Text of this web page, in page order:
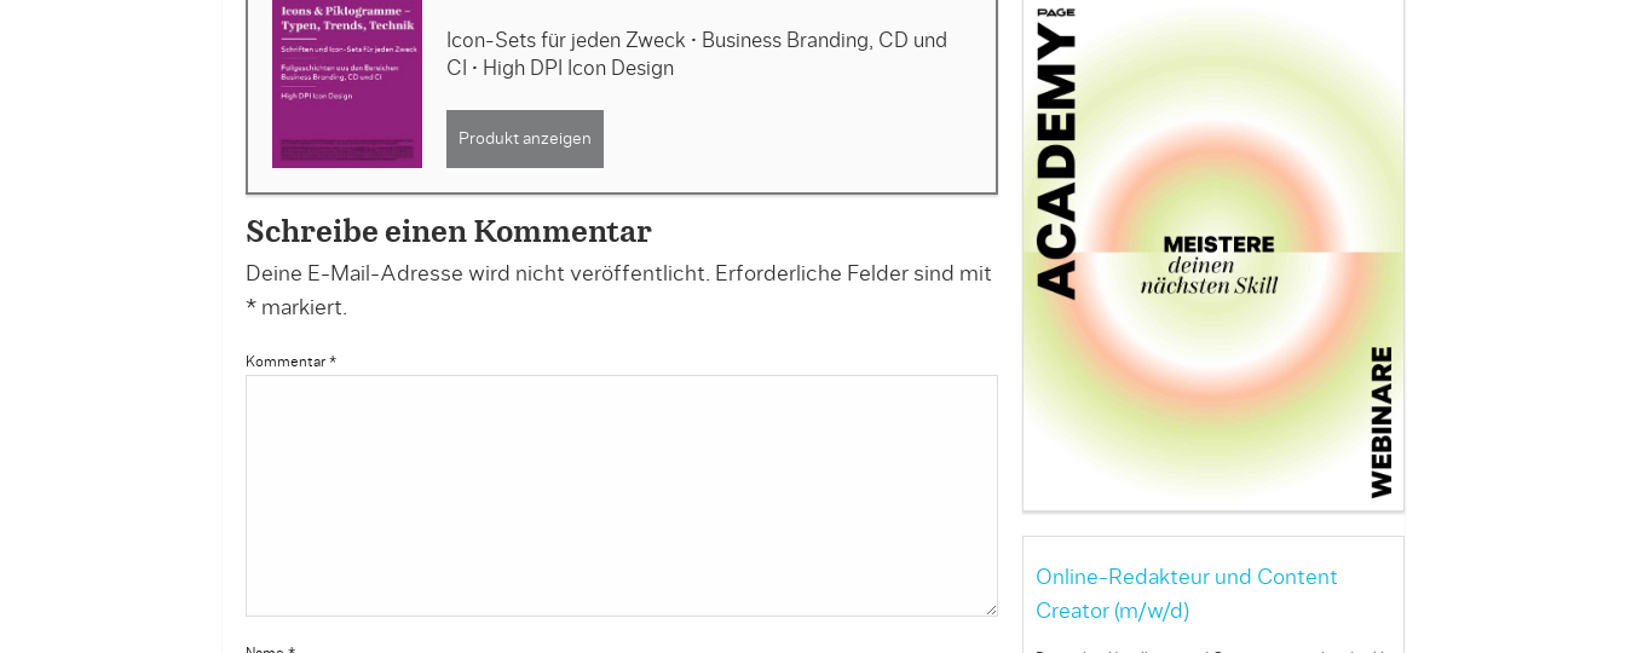
Icon-Sets für jeden Zweck • Business Branding, CD und
CI • High DPI Icon Design
Produkt anzeigen
Schreibe einen Kommentar
Deine E-Mail-Adresse wird nicht veröffentlicht. Erforderliche Felder sind mit
*markiert.
Kommentar *
Online-Redakteur und Content
Creator (m/w/d)